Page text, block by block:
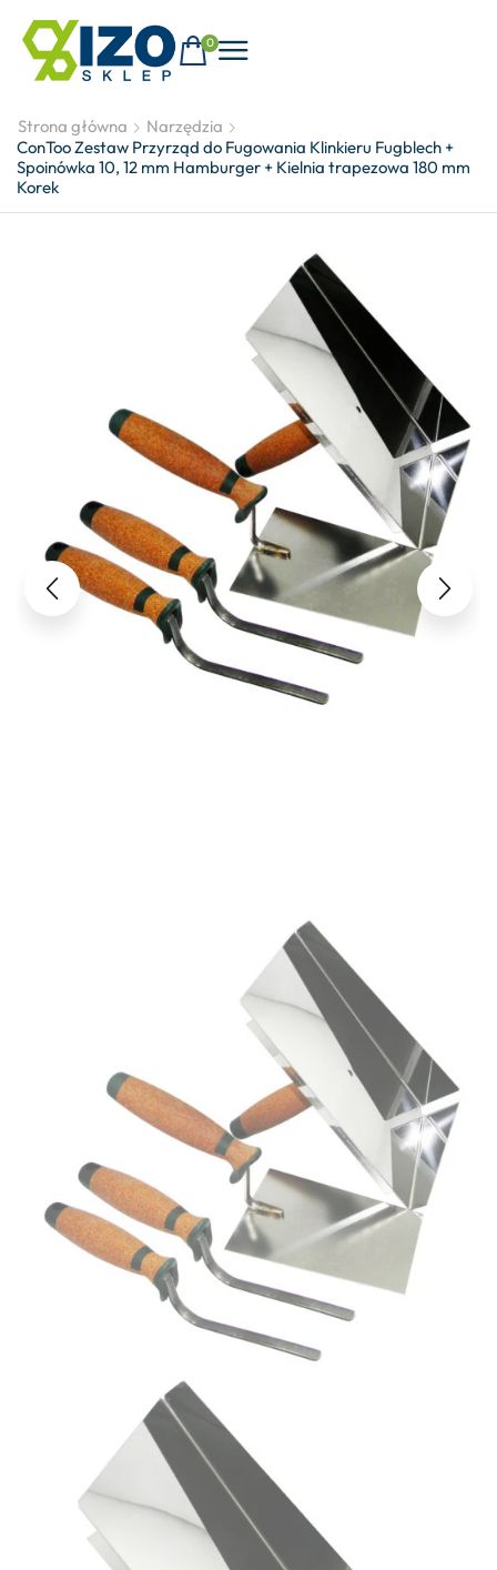
0
Strona główna
Narzędzia
ConToo Zestaw Przyrząd do Fugowania Klinkieru Fugblech +
Spoinówka 10, 12 mm Hamburger + Kielnia trapezowa 180 mm
Korek